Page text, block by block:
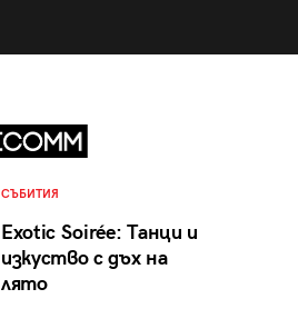
СЪБИТИЯ
Exotic Soirée: Танци и
изкуство с дъх на
лято